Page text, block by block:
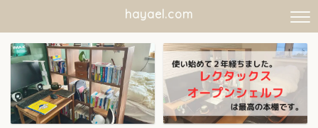
hayael.com